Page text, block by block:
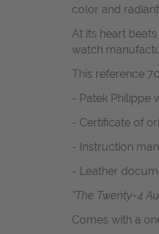
color and
At its heart
watch
This reference
- Patek Philippe
- Certificate of
- Instruction
- Leather
"The Twenty~4
Comes with a